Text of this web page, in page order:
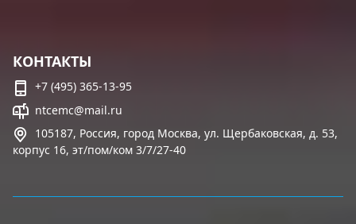
КОНТАКТЫ
+7 (495) 365-13-95
ntcemc@mail.ru
105187, Россия, город Москва, ул. Щербаковская, д. 53,
корпус 16, эт/пом/ком 3/7/27-40